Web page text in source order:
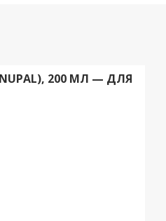
200 МЛ — ДЛЯ